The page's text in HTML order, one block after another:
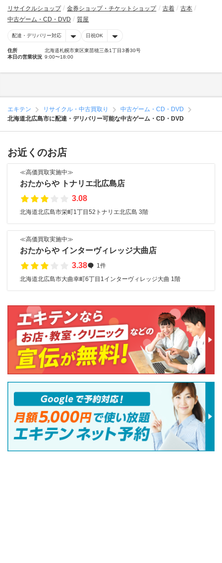
リサイクルショップ 金券ショップ・チケットショップ 古着
古本
中古ゲーム・CD・DVD
質屋
配達・デリバリー対応 日祝OK
住所
北海道札幌市東区東苗穂三条1丁目3番30号
本日の営業状況 9:00〜18:00
エキテン リサイクル・中古買取り
中古ゲーム・CD・DVD
北海道北広島市に配達・デリバリー可能な中古ゲーム・CD・DVD
お近くのお店
≪高価買取実施中≫
おたからや トナリエ北広島店
3.08
北海道北広島市栄町1丁目52トナリエ北広島 3階
≪高価買取実施中≫
おたからや インターヴィレッジ大曲店
3.38
1件
北海道北広島市大曲幸町6丁目1インターヴィレッジ大曲 1階